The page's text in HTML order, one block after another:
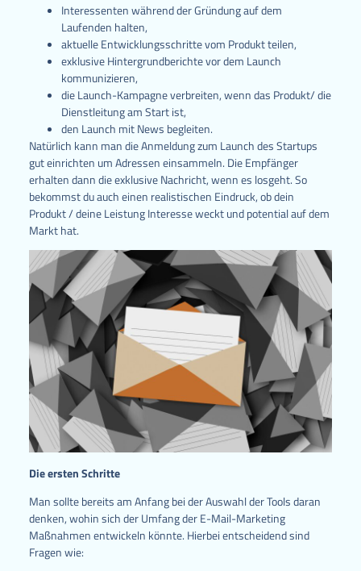
Interessenten während der Gründung auf dem
Laufenden halten,
aktuelle Entwicklungsschritte vom Produkt teilen,
exklusive Hintergrundberichte vor dem Launch
kommunizieren,
die Launch-Kampagne verbreiten, wenn das Produkt/ die
Dienstleitung am Start ist,
den Launch mit News begleiten.
Natürlich kann man die Anmeldung zum Launch des Startups
gut einrichten um Adressen einsammeln. Die Empfänger
erhalten dann die exklusive Nachricht, wenn es losgeht. So
bekommst du auch einen realistischen Eindruck, ob dein
Produkt / deine Leistung Interesse weckt und potential auf dem
Markt hat.
Die ersten Schritte
Man sollte bereits am Anfang bei der Auswahl der Tools daran
denken, wohin sich der Umfang der E-Mail-Marketing
Maßnahmen entwickeln könnte. Hierbei entscheidend sind
Fragen wie: